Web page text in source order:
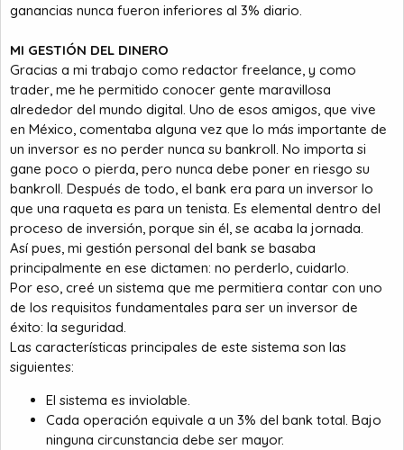
ganancias nunca fueron inferiores al 3% diario.
MI GESTIÓN DEL DINERO
Gracias a mi trabajo como redactor freelance, y como
trader, me he permitido conocer gente maravillosa
alrededor del mundo digital. Uno de esos amigos, que vive
en México, comentaba alguna vez que lo más importante de
un inversor es no perder nunca su bankroll. No importa si
gane poco o pierda, pero nunca debe poner en riesgo su
bankroll. Después de todo, el bank era para un inversor lo
que una raqueta es para un tenista. Es elemental dentro del
proceso de inversión, porque sin él, se acaba la jornada.
Así pues, mi gestión personal del bank se basaba
principalmente en ese dictamen: no perderlo, cuidarlo.
Por eso, creé un sistema que me permitiera contar con uno
de los requisitos fundamentales para ser un inversor de
éxito: la seguridad.
Las características principales de este sistema son las
siguientes:
El sistema es inviolable.
Cada operación equivale a un 3% del bank total. Bajo
ninguna circunstancia debe ser mayor.